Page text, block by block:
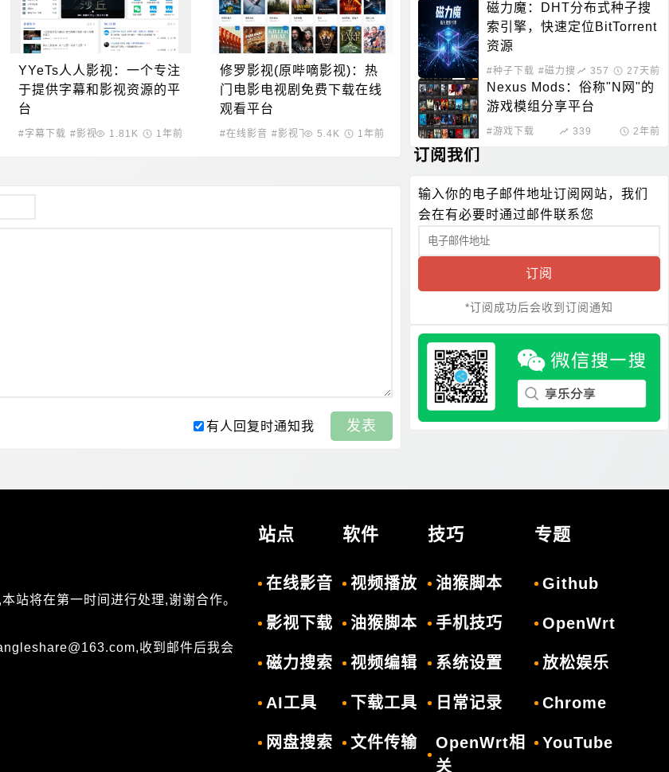
YYeTs人人影视：一个专注
于提供字幕和影视资源的平
台
#字幕下载 #影视下载1.81K 1年前
修罗影视(原哔嘀影视)：热
门电影电视剧免费下载在线
观看平台
#在线影音 #影视下载5.4K 1年前
有人回复时通知我 发表
磁力魔：DHT分布式种子搜
索引擎，快速定位BitTorrent
资源
#种子下载 #磁力搜索 357 27天前
Nexus Mods：俗称"N网"的
游戏模组分享平台
#游戏下载 339 2年前
订阅我们
输入你的电子邮件地址订阅网站，我们
会在有必要时通过邮件联系您
订阅
*订阅成功后会收到订阅通知
站将在第一时间进行处理,谢谢合作。
收到邮件后我会
站点
在线影音
影视下载
磁力搜索
AI工具
网盘搜索
软件
视频播放
油猴脚本
视频编辑
下载工具
文件传输
技巧
油猴脚本
手机技巧
系统设置
日常记录
OpenWrt相
关
专题
Github
OpenWrt
放松娱乐
Chrome
YouTube